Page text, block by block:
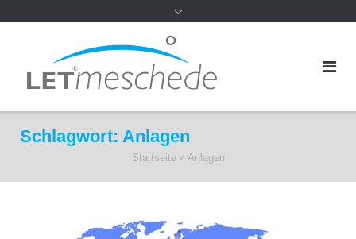
Schlagwort: Anlagen
Startseite» Anlagen